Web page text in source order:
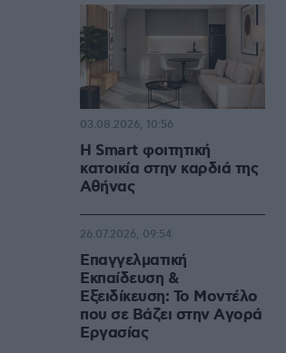
Η Smart φοιτητική
κατοικία στην καρδιά της
Αθήνας
03.08.2026, 10:56
Επαγγελματική
Εκπαίδευση &
Εξειδίκευση: Το Mοντέλο
που σε Bάζει στην Aγορά
Eργασίας
26.07.2026, 09:54